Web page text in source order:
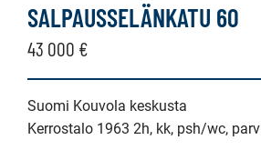
SALPAUSSELÄNKATU 60
43 000 €
Suomi Kouvola keskusta
Kerrostalo 1963 2h, kk, psh/wc, parv